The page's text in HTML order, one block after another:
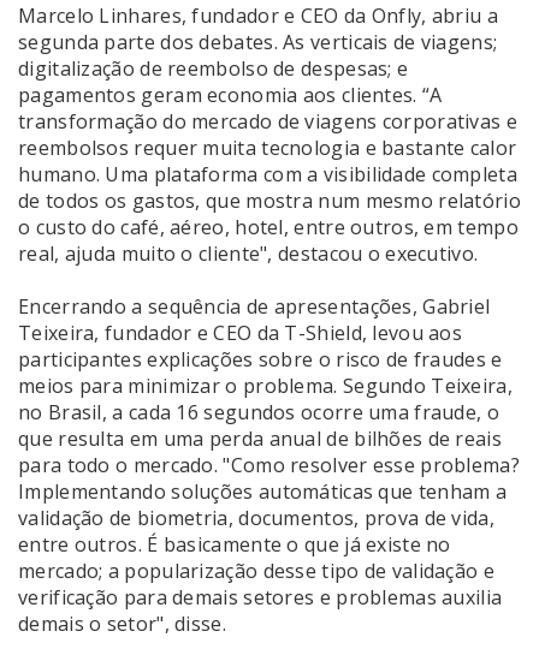
Marcelo Linhares, fundador e CEO da Onfly, abriu a
segunda parte dos debates. As verticais de viagens;
digitalização de reembolso de despesas; e
pagamentos geram economia aos clientes. “A
transformação do mercado de viagens corporativas e
reembolsos requer muita tecnologia e bastante calor
humano. Uma plataforma com a visibilidade completa
de todos os gastos, que mostra num mesmo relatório
o custo do café, aéreo, hotel, entre outros, em tempo
real, ajuda muito o cliente", destacou o executivo.
Encerrando a sequência de apresentações, Gabriel
Teixeira, fundador e CEO da T-Shield, levou aos
participantes explicações sobre o risco de fraudes e
meios para minimizar o problema. Segundo Teixeira,
no Brasil, a cada 16 segundos ocorre uma fraude, o
que resulta em uma perda anual de bilhões de reais
para todo o mercado. "Como resolver esse problema?
Implementando soluções automáticas que tenham a
validação de biometria, documentos, prova de vida,
entre outros. É basicamente o que já existe no
mercado; a popularização desse tipo de validação e
verificação para demais setores e problemas auxilia
demais o setor", disse.